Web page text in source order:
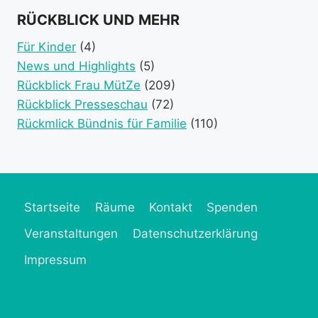
event
event
event
RÜCKBLICK UND MEHR
Für Kinder (4)
News und Highlights (5)
Rückblick Frau MütZe (209)
Rückblick Presseschau (72)
Rückmlick Bündnis für Familie (110)
Startseite Räume Kontakt
Spenden
Veranstaltungen
Datenschutzerklärung
Impressum